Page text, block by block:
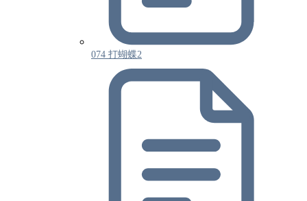
074 打蝴蝶2